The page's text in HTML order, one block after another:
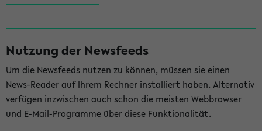
Nutzung der Newsfeeds
Um die Newsfeeds nutzen zu können, müssen sie einen
News-Reader auf Ihrem Rechner installiert haben. Alternativ
verfügen inzwischen auch schon die meisten Webbrowser
und E-Mail-Programme über diese Funktionalität.